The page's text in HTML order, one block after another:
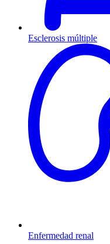
Esclerosis múltiple
Enfermedad renal